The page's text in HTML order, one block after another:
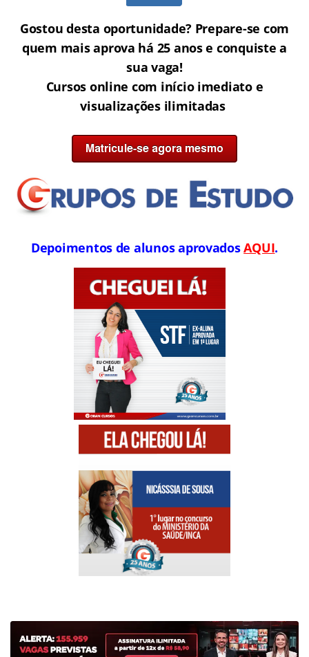
Gostou desta oportunidade? Prepare-se com
quem mais aprova há 25 anos e conquiste a
sua vaga!
Cursos online com início imediato e
visualizações ilimitadas
Depoimentos de alunos aprovadosAQUI.